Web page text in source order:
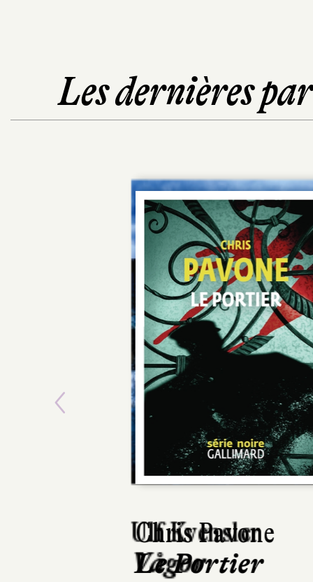
Les dernières
Chris Pavone
Le Portier
Previous